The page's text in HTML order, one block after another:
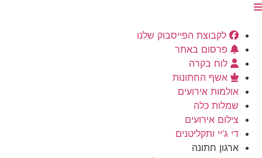
לקבוצת הפייסבוק שלנו
פרסום באתר
לוח בקרה
אשף החתונות
אולמות אירועים
שמלות כלה
צילום אירועים
די ג’יי ותקליטנים
ארגון חתונה